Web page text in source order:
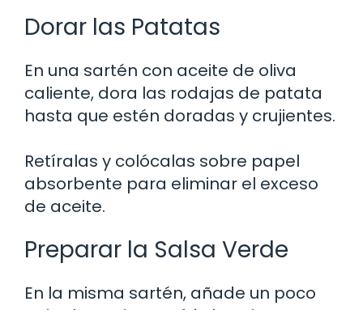
Dorar las Patatas
En una sartén con aceite de oliva
caliente, dora las rodajas de patata
hasta que estén doradas y crujientes.
Retíralas y colócalas sobre papel
absorbente para eliminar el exceso
de aceite.
Preparar la Salsa Verde
En la misma sartén, añade un poco